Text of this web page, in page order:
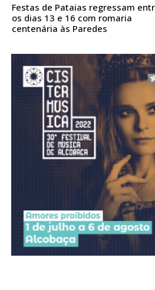
16€
Acesso ao conteúdo online
Acesso aos conteúdos
assinantes
Ofertas para assinatura anual
Escolha o
Festas de Pataias regressam
os dias 13 e 16 com romaria
centenária às Paredes